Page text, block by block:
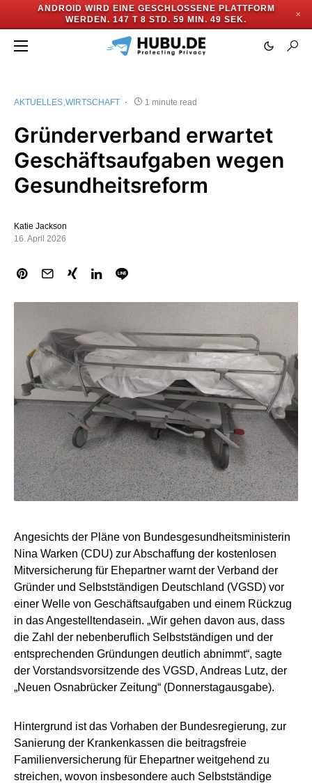
ANDROID WIRD EINE GESCHLOSSENE PLATTFORM
WERDEN. 147 T 8 STD. 59 MIN. 49 SEK.
✕
AKTUELLES WIRTSCHAFT 1 minute read
Gründerverband erwartet
Geschäftsaufgaben wegen
Gesundheitsreform
Katie Jackson
16. April 2026
Angesichts der Pläne von Bundesgesundheitsministerin
Nina Warken (CDU) zur Abschaffung der kostenlosen
Mitversicherung für Ehepartner warnt der Verband der
Gründer und Selbstständigen Deutschland (VGSD) vor
einer Welle von Geschäftsaufgaben und einem Rückzug
in das Angestelltendasein. „Wir gehen davon aus, dass
die Zahl der nebenberuflich Selbstständigen und der
entsprechenden Gründungen deutlich abnimmt“, sagte
der Vorstandsvorsitzende des VGSD, Andreas Lutz, der
„Neuen Osnabrücker Zeitung“ (Donnerstagausgabe).
Hintergrund ist das Vorhaben der Bundesregierung, zur
Sanierung der Krankenkassen die beitragsfreie
Familienversicherung für Ehepartner weitgehend zu
streichen, wovon insbesondere auch Selbstständige